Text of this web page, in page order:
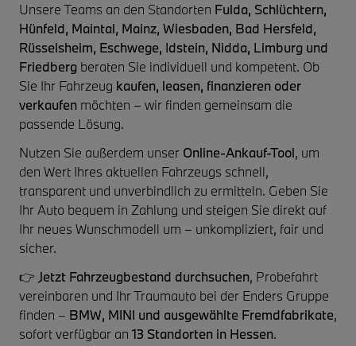
Unsere Teams an den Standorten Fulda, Schlüchtern,
Hünfeld, Maintal, Mainz, Wiesbaden, Bad Hersfeld,
Rüsselsheim, Eschwege, Idstein, Nidda, Limburg und
Friedberg beraten Sie individuell und kompetent. Ob
Sie Ihr Fahrzeug kaufen, leasen, finanzieren oder
verkaufen möchten – wir finden gemeinsam die
passende Lösung.
Nutzen Sie außerdem unser Online-Ankauf-Tool, um
den Wert Ihres aktuellen Fahrzeugs schnell,
transparent und unverbindlich zu ermitteln. Geben Sie
Ihr Auto bequem in Zahlung und steigen Sie direkt auf
Ihr neues Wunschmodell um – unkompliziert, fair und
sicher.
👉 Jetzt Fahrzeugbestand durchsuchen, Probefahrt
vereinbaren und Ihr Traumauto bei der Enders Gruppe
finden – BMW, MINI und ausgewählte Fremdfabrikate,
sofort verfügbar an 13 Standorten in Hessen.